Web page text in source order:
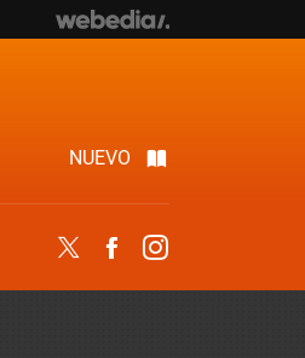
NUEVO
Twitter Facebook